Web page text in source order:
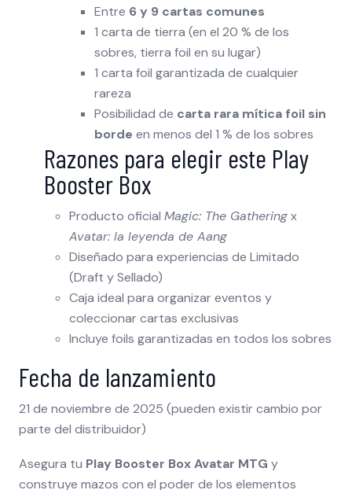
Entre 6 y 9 cartas comunes
1 carta de tierra (en el 20 % de los
sobres, tierra foil en su lugar)
1 carta foil garantizada de cualquier
rareza
Posibilidad de carta rara mítica foil sin
borde en menos del 1 % de los sobres
Razones para elegir este Play
Booster Box
Producto oficial Magic: The Gatheringx
Avatar: la leyenda de Aang
Diseñado para experiencias de Limitado
(Draft y Sellado)
Caja ideal para organizar eventos y
coleccionar cartas exclusivas
Incluye foils garantizadas en todos los sobres
Fecha de lanzamiento
21 de noviembre de 2025 (pueden existir cambio por
parte del distribuidor)
Asegura tu Play Booster Box Avatar MTG y
construye mazos con el poder de los elementos